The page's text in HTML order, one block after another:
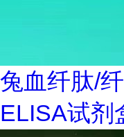
兔血纤肽/
ELISA试剂